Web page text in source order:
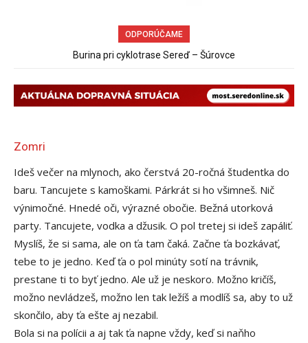
ODPORÚČAME
Burina pri cyklotrase Sereď – Šúrovce
Zomri
Ideš večer na mlynoch, ako čerstvá 20-ročná študentka do
baru. Tancujete s kamoškami. Párkrát si ho všimneš. Nič
výnimočné. Hnedé oči, výrazné obočie. Bežná utorková
party. Tancujete, vodka a džusik. O pol tretej si ideš zapáliť.
Myslíš, že si sama, ale on ťa tam čaká. Začne ťa bozkávať,
tebe to je jedno. Keď ťa o pol minúty sotí na trávnik,
prestane ti to byť jedno. Ale už je neskoro. Možno kričíš,
možno nevládzeš, možno len tak ležíš a modlíš sa, aby to už
skončilo, aby ťa ešte aj nezabil.
Bola si na polícii a aj tak ťa napne vždy, keď si naňho